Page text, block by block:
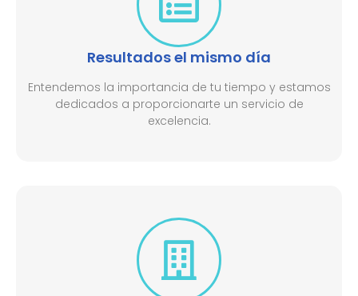
Resultados el mismo día
Entendemos la importancia de tu tiempo y estamos
dedicados a proporcionarte un servicio de
excelencia.